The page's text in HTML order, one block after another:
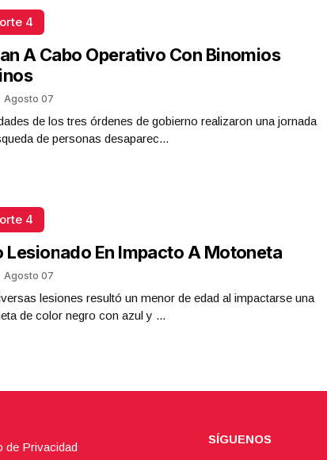
4
A Cabo Operativo Con Binomios
Agosto 07
de los tres órdenes de gobierno realizaron una jornada
de personas desaparec...
4
Lesionado En Impacto A Motoneta
Agosto 07
lesiones resultó un menor de edad al impactarse una
de color negro con azul y ...
de Privacidad
SÍGUENOS